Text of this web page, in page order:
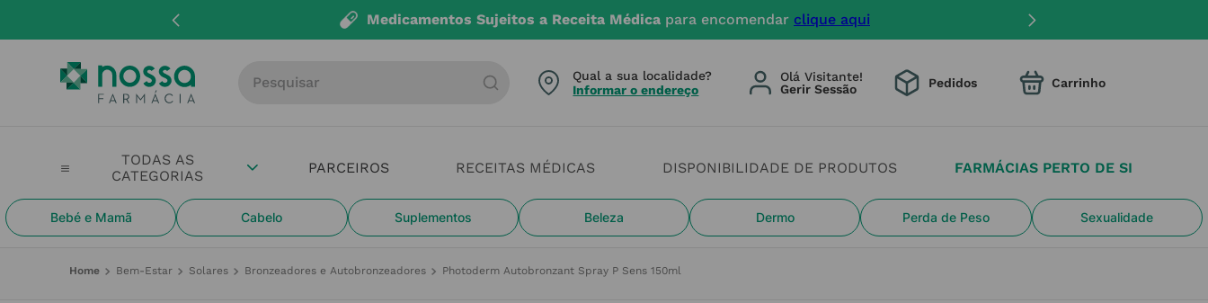
Medicamentos Sujeitos a Receita Médica para encomendar clique aqui
PARCEIROS RECEITAS MÉDICAS DISPONIBILIDADE DE PRODUTOS FARMÁCIAS PERTO DE SI
Bebé e Mamã Cabelo Suplementos Beleza Dermo Perda de Peso Sexualidade
Qual a sua localidade?
Informar o endereço
Olá Visitante! Pedidos
Bem-Estar Solares Bronzeadores e Autobronzeadores Photoderm Autobronzant Spray P Sens 150ml